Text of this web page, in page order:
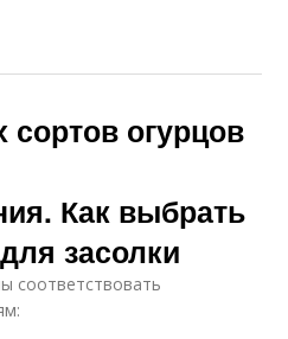
огурцов
Как выбрать
засолки
соответствовать